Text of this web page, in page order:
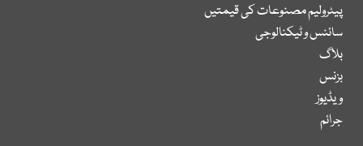
پیٹرولیم مصنوعات کی قیمتیں
سائنس و ٹیکنالوجی
بلاگ
بزنس
ویڈیوز
جرائم